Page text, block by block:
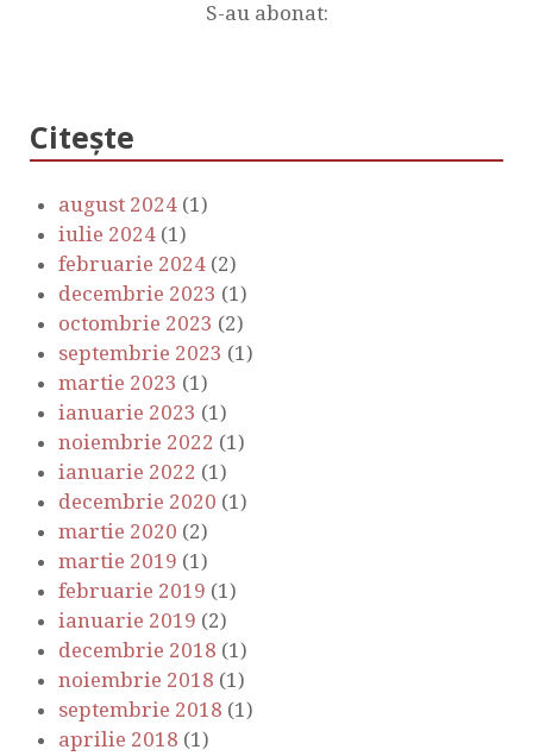
S-au abonat:
Citește
august 2024 (1)
iulie 2024 (1)
februarie 2024 (2)
decembrie 2023 (1)
octombrie 2023 (2)
septembrie 2023 (1)
martie 2023 (1)
ianuarie 2023 (1)
noiembrie 2022 (1)
ianuarie 2022 (1)
decembrie 2020 (1)
martie 2020 (2)
martie 2019 (1)
februarie 2019 (1)
ianuarie 2019 (2)
decembrie 2018 (1)
noiembrie 2018 (1)
septembrie 2018 (1)
aprilie 2018 (1)